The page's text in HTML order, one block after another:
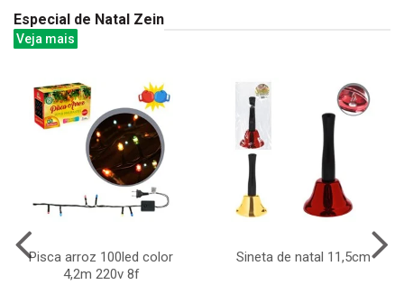
Especial de Natal Zein
Veja mais
Pisca arroz 100led color
4,2m 220v 8f
Sineta de natal 11,5cm